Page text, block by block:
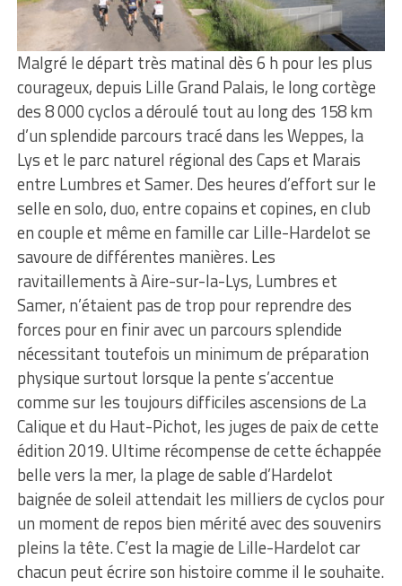
Malgré le départ très matinal dès 6 h pour les plus
courageux, depuis Lille Grand Palais, le long cortège
des 8 000 cyclos a déroulé tout au long des 158 km
d’un splendide parcours tracé dans les Weppes, la
Lys et le parc naturel régional des Caps et Marais
entre Lumbres et Samer. Des heures d’effort sur le
selle en solo, duo, entre copains et copines, en club
en couple et même en famille car Lille-Hardelot se
savoure de différentes manières. Les
ravitaillements à Aire-sur-la-Lys, Lumbres et
Samer, n’étaient pas de trop pour reprendre des
forces pour en finir avec un parcours splendide
nécessitant toutefois un minimum de préparation
physique surtout lorsque la pente s’accentue
comme sur les toujours difficiles ascensions de La
Calique et du Haut-Pichot, les juges de paix de cette
édition 2019. Ultime récompense de cette échappée
belle vers la mer, la plage de sable d’Hardelot
baignée de soleil attendait les milliers de cyclos pour
un moment de repos bien mérité avec des souvenirs
pleins la tête. C’est la magie de Lille-Hardelot car
chacun peut écrire son histoire comme il le souhaite.